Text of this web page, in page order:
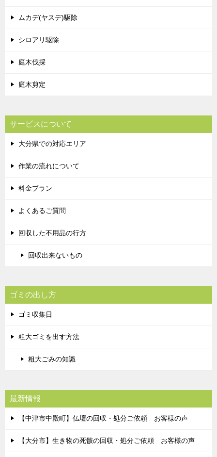
ムカデ(ヤスデ)駆除
シロアリ駆除
庭木伐採
庭木剪定
サービスについて
大分県での対応エリア
作業の流れについて
料金プラン
よくあるご質問
回収した不用品の行方
回収出来ないもの
ゴミの出し方
ゴミ収集日
粗大ゴミを出す方法
粗大ごみの知識
最新情報
【中津市中殿町】仏壇の回収・処分ご依頼 お客様の声
【大分市】生き物の死骸の回収・処分ご依頼 お客様の声